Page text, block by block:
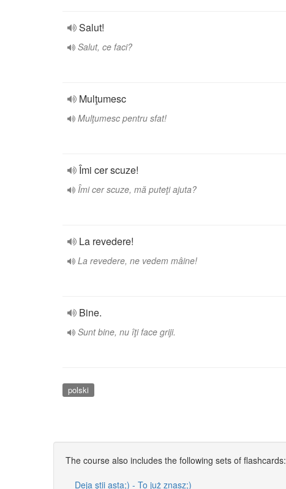
Salut!
Salut, ce faci?
Mulţumesc
Mulţumesc pentru sfat!
Îmi cer scuze!
Îmi cer scuze, mă puteţi ajuta?
La revedere!
La revedere, ne vedem mâine!
Bine.
Sunt bine, nu îţi face griji.
polski
The course also includes the following sets of flashcards:
Deja ştii asta;) - To już znasz;)